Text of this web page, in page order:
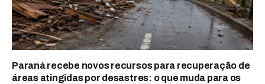
Paraná recebe novos recursos para recuperação de
áreas atingidas por desastres: o que muda para os